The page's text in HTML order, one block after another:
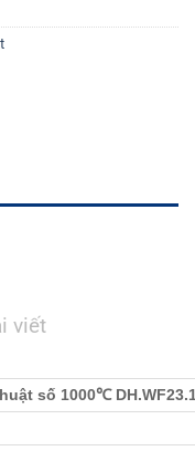
viết
số 1000℃